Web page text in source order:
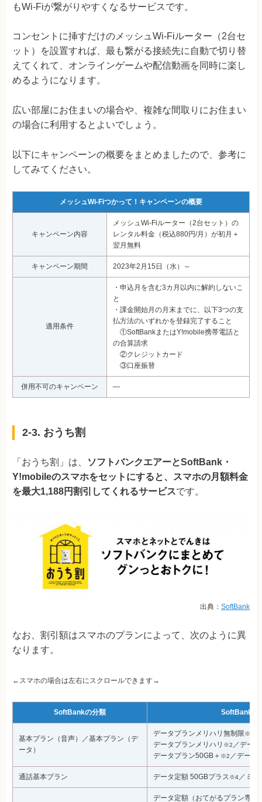
もWi-Fiが繋がりやすくなるサービスです。
コンセントに挿すだけのメッシュWi-Fiルーター（2台セ
ット）を設置すれば、最も繋がる接続先に自動で切り替
えてくれて、オンラインゲームや配信動画を同時に楽し
めるようになります。
広い部屋にお住まいの場合や、複雑な間取りにお住まい
の場合に利用するとよいでしょう。
以下にキャンペーンの概要をまとめましたので、参考に
してみてください。
メッシュWi-Fiつかって！キャンペーンの概要
キャンペーン内容
メッシュWi-Fiルーター（2台セット）の
レンタル料金（税込880円/月）が初月＋
翌月無料
キャンペーン期間 2023年2月15日（水）～
適用条件
・申込月を含む3カ月以内に解約しないこ
と
・課金開始月の月末までに、以下3つの支
払方法のいずれかを登録完了すること
①SoftBankまたはY!mobile携帯電話と
の合算請求
②クレジットカード
③口座振替
併用不可のキャンペーン ―
2-3. おうち割
「おうち割」は、
ソフトバンクエアーとSoftBank・
Y!mobileのスマホをセットにすると、スマホの月額料金
を最大1,188円割引してくれるサービスです。
出典： SoftBank
なお、割引額はスマホのプランによって、次のように異
なります。
←スマホの場合は左右にスクロールできます→
SoftBankの分類 SoftBankの
基本プラン（音声）／基本プラン（デ
ータ）
データプランメリハリ無制限※1
データプランメリハリ ※2 ／デー
データプラン50GB＋ ※2 ／データ
通話基本プラン データ定額 50GBプラス※4／ミニ
データ定額（おてがるプラン専用